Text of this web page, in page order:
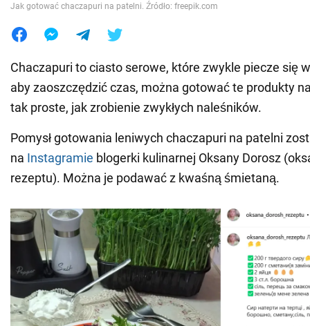
Jedzenie
Jak gotować chaczapuri na patelni. Źródło: freepik.com
Chaczapuri to ciasto serowe, które zwykle piecze się
aby zaoszczędzić czas, można gotować te produkty
tak proste, jak zrobienie zwykłych naleśników.
Pomysł gotowania leniwych chaczapuri na patelni
na Instagramie blogerki kulinarnej Oksany Dorosz
rezeptu). Można je podawać z kwaśną śmietaną.